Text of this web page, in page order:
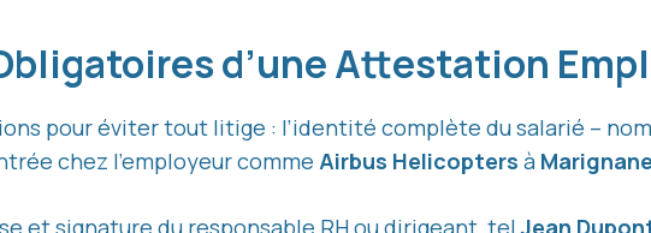
d’une Attestation
pour éviter tout litige : l’identité complète du salarié –
chez l’employeur comme Airbus Helicopters à Marignane
et signature du responsable RH ou dirigeant, telJean